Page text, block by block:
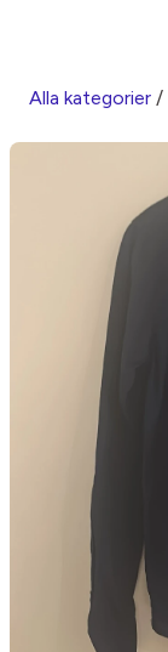
Alla kategorier /